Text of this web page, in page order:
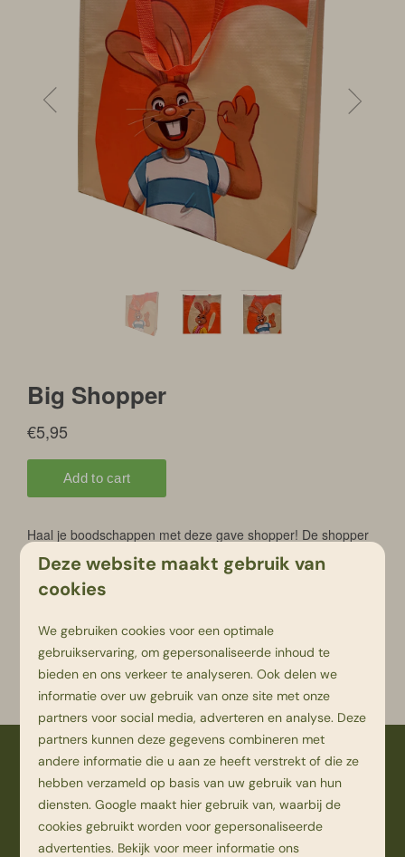
Terug
Veilig betalen
Deze website maakt gebruik van
cookies
We gebruiken cookies voor een optimale
gebruikservaring, om gepersonaliseerde inhoud te
bieden en ons verkeer te analyseren. Ook delen we
informatie over uw gebruik van onze site met onze
partners voor social media, adverteren en analyse. Deze
partners kunnen deze gegevens combineren met
andere informatie die u aan ze heeft verstrekt of die ze
hebben verzameld op basis van uw gebruik van hun
diensten.Google maakt hier gebruik van, waarbij de
cookies gebruikt worden voor gepersonaliseerde
advertenties. Bekijk voor meer informatie ons